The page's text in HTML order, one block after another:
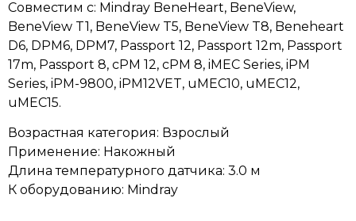
Совместим с: Mindray BeneHeart, BeneView,
BeneView T1, BeneView T5, BeneView T8, Beneheart
D6, DPM6, DPM7, Passport 12, Passport 12m, Passport
17m, Passport 8, cPM 12, cPM 8, iMEC Series, iPM
Series, iPM-9800, iPM12VET, uMEC10, uMEC12,
uMEC15.
Возрастная категория: Взрослый
Применение: Накожный
Длина температурного датчика: 3.0 м
К оборудованию: Mindray